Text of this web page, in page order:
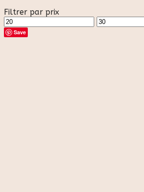
Filtrer par prix
Prix
min
Prix
max
Save